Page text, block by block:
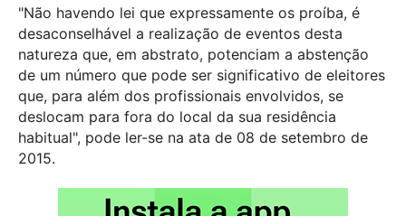
"Não havendo lei que expressamente os proíba, é
desaconselhável a realização de eventos desta
natureza que, em abstrato, potenciam a abstenção
de um número que pode ser significativo de eleitores
que, para além dos profissionais envolvidos, se
deslocam para fora do local da sua residência
habitual", pode ler-se na ata de 08 de setembro de
2015.